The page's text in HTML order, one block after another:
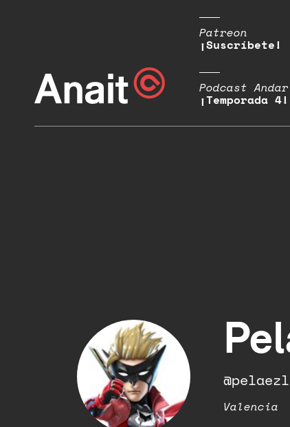
Patreon
¡Suscríbete!
Podcast Andar
¡Temporada 4!
Valencia